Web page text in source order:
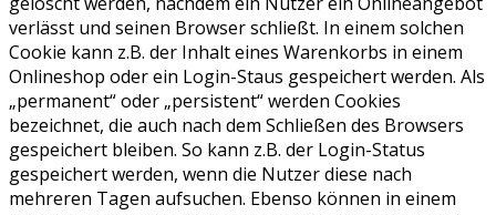
verlässt und seinen Browser schließt. In einem solchen
Cookie kann z.B. der Inhalt eines Warenkorbs in einem
Onlineshop oder ein Login-Staus gespeichert werden. Als
„permanent“ oder „persistent“ werden Cookies
bezeichnet, die auch nach dem Schließen des Browsers
gespeichert bleiben. So kann z.B. der Login-Status
gespeichert werden, wenn die Nutzer diese nach
mehreren Tagen aufsuchen. Ebenso können in einem